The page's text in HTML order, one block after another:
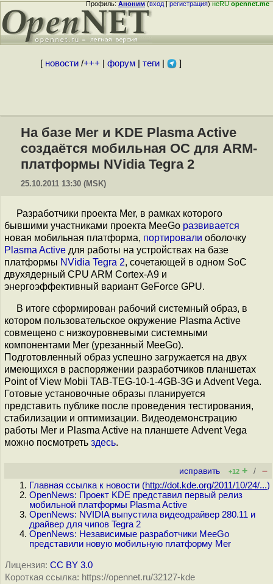
Профиль:Аноним(вход|регистрация)неRUopennet.me
[ новости/+++ форум| теги| ]
На базе Mer и KDE Plasma Active
создаётся мобильная ОС для ARM-
платформы NVidia Tegra 2
25.10.2011 13:30 (MSK)
Разработчики проекта Mer, в рамках которого
бывшими участниками проекта MeeGo развивается
новая мобильная платформа, портировали оболочку
Plasma Active для работы на устройствах на базе
платформы NVidia Tegra 2, сочетающей в одном SoC
двухядерный CPU ARM Cortex-A9 и
энергоэффективный вариант GeForce GPU.
В итоге сформирован рабочий системный образ, в
котором пользовательское окружение Plasma Active
совмещено с низкоуровневыми системными
компонентами Mer (урезанный MeeGo).
Подготовленный образ успешно загружается на двух
имеющихся в распоряжении разработчиков планшетах
Point of View Mobii TAB-TEG-10-1-4GB-3G и Advent Vega.
Готовые установочные образы планируется
представить публике после проведения тестирования,
стабилизации и оптимизации. Видеодемонстрацию
работы Mer и Plasma Active на планшете Advent Vega
можно посмотреть здесь.
исправить +12 + / –
Главная ссылка к новости (http://dot.kde.org/2011/10/24/...)
OpenNews: Проект KDE представил первый релиз
мобильной платформы Plasma Active
OpenNews: NVIDIA выпустила видеодрайвер 280.11 и
драйвер для чипов Tegra 2
OpenNews: Независимые разработчики MeeGo
представили новую мобильную платформу Mer
Лицензия: CC BY 3.0
Короткая ссылка: https://opennet.ru/32127-kde